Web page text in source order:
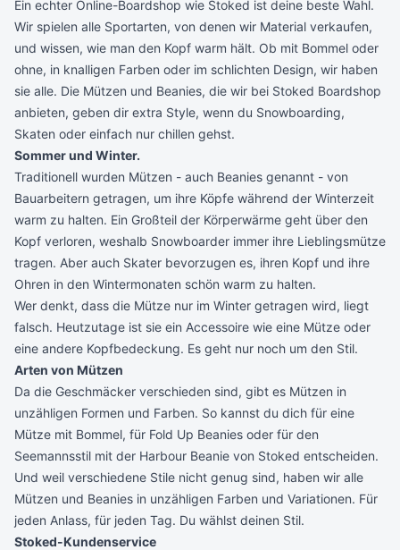
Ein echter Online-Boardshop wie Stoked ist deine beste Wahl.
Wir spielen alle Sportarten, von denen wir Material verkaufen,
und wissen, wie man den Kopf warm hält. Ob mit Bommel oder
ohne, in knalligen Farben oder im schlichten Design, wir haben
sie alle. Die Mützen und Beanies, die wir bei Stoked Boardshop
anbieten, geben dir extra Style, wenn du Snowboarding,
Skaten oder einfach nur chillen gehst.
Sommer und Winter.
Traditionell wurden Mützen - auch Beanies genannt - von
Bauarbeitern getragen, um ihre Köpfe während der Winterzeit
warm zu halten. Ein Großteil der Körperwärme geht über den
Kopf verloren, weshalb Snowboarder immer ihre Lieblingsmütze
tragen. Aber auch Skater bevorzugen es, ihren Kopf und ihre
Ohren in den Wintermonaten schön warm zu halten.
Wer denkt, dass die Mütze nur im Winter getragen wird, liegt
falsch. Heutzutage ist sie ein Accessoire wie eine Mütze oder
eine andere Kopfbedeckung. Es geht nur noch um den Stil.
Arten von Mützen
Da die Geschmäcker verschieden sind, gibt es Mützen in
unzähligen Formen und Farben. So kannst du dich für eine
Mütze mit Bommel, für Fold Up Beanies oder für den
Seemannsstil mit der Harbour Beanie von Stoked entscheiden.
Und weil verschiedene Stile nicht genug sind, haben wir alle
Mützen und Beanies in unzähligen Farben und Variationen. Für
jeden Anlass, für jeden Tag. Du wählst deinen Stil.
Stoked-Kundenservice